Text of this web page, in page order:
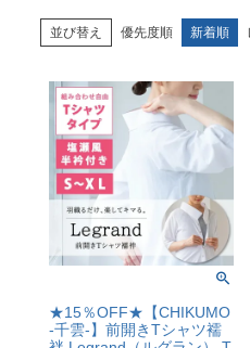
並び替え 優先度順 新着順
★15％OFF★【CHIKUMO
-千雲-】前開きTシャツ襦